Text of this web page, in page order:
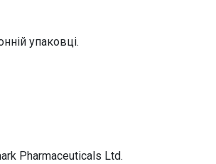
упаковці.
Pharmaceuticals Ltd.